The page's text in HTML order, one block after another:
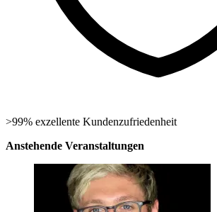
>99% exzellente Kundenzufriedenheit
Anstehende Veranstaltungen